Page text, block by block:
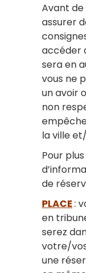
Avant de
assurer
accéder
sera en
vous ne
un avoir
non
la ville
Pour plus
de
PLACE:
en
serez
votre/
une